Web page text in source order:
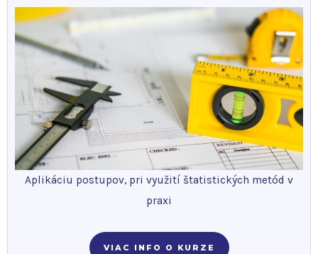
Aplikáciu postupov, pri využití štatistických metód v
praxi
VIAC INFO O KURZE